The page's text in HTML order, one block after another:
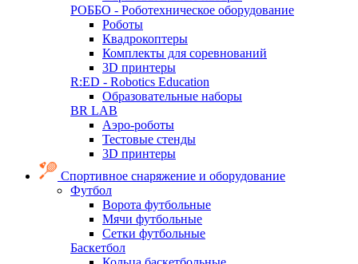
РОББО - Роботехническое оборудование
Роботы
Квадрокоптеры
Комплекты для соревнований
3D принтеры
R:ED - Robotics Education
Образовательные наборы
BR LAB
Аэро-роботы
Тестовые стенды
3D принтеры
Спортивное снаряжение и оборудование
Футбол
Ворота футбольные
Мячи футбольные
Сетки футбольные
Баскетбол